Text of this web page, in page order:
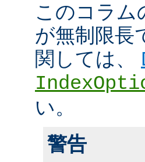
このコラム
が無制限長
関しては、
い。
警告